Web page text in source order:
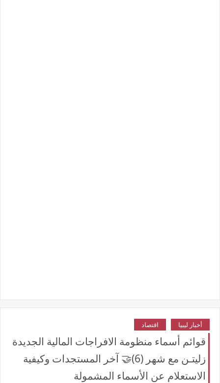
أخبار ليبيا اقتصاد
قوائم أسماء منظومة الافراجات المالية الجديدة
زليتـن مع شهر (6)🤝 آخر المستجدات وكيفية
الاستعلام عن الأسماء المشمولة